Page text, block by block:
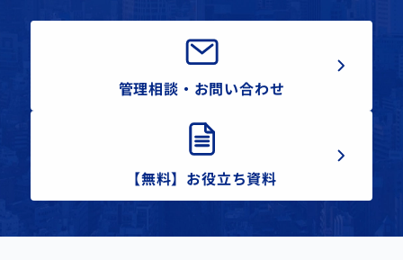
管理相談・お問い合わせ
【無料】お役立ち資料